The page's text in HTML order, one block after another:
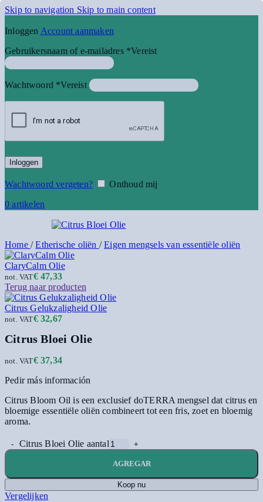
Skip to navigation Skip to main content
Inloggen Account aanmaken
Gebruikersnaam of e-mailadres *Vereist
Wachtwoord *Vereist
Inloggen
Wachtwoord vergeten?
Onthoud mij
0artikelen
Home / Etherische oliën / Eigen mengsels van essentiële oliën
ClaryCalm Olie
€47,33
not. VAT
Terug naar producten
Citrus Gelukzaligheid Olie
€32,67
not. VAT
Citrus Bloei Olie
€37,34
not. VAT
Pedir más información
Citrus Bloom Oil is een exclusief doTERRA mengsel dat citrus en
bloemige essentiële oliën combineert tot een fris, zoet en bloemig
aroma.
Citrus Bloei Olie aantal
AGREGAR
Koop nu
Vergelijken